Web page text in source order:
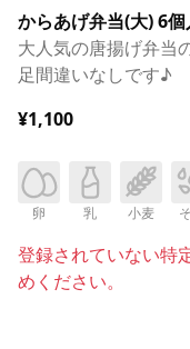
からあげ弁当(大) 6個
大人気の唐揚げ弁当
足間違いなしです♪
¥1,100
卵 乳 小麦
登録されていない特
めください。